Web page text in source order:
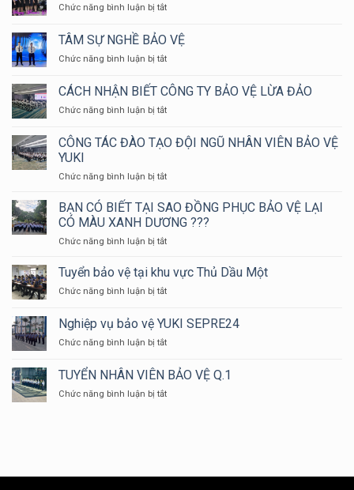
HỘI
KIỂM
CHỮA
CHÁY
NẠN
HỘ
LONG
THÀNH
NĂM
2024
HÀNG
NHỮNG
ÁN
?
Chức năng bình luận bị tắtở
HAY
KHÔNG
SỬ
BẢO
NỮ
TÂM SỰ NGHỀ BẢO VỆ
Chức năng bình luận bị tắtở
SỰ
NGHỀ
BẢO
CÁCH NHẬN BIẾT CÔNG TY BẢO VỆ LỪA ĐẢO
Chức năng bình luận bị tắtở
NHẬN
BIẾT
TY
VỆ
LỪA
ĐẢO
CÔNG TÁC ĐÀO TẠO ĐỘI NGŨ NHÂN VIÊN BẢO VỆ
YUKI
Chức năng bình luận bị tắtở
TÁC
ĐÀO
TẠO
ĐỘI
NHÂN
BẢO
YUKI
BẠN CÓ BIẾT TẠI SAO ĐỒNG PHỤC BẢO VỆ LẠI
CÓ MÀU XANH DƯƠNG ???
Chức năng bình luận bị tắtở
CÓ
BIẾT
TẠI
ĐỒNG
BẢO
LẠI
Tuyển bảo vệ tại khu vực Thủ Dầu Một
Chức năng bình luận bị tắtở
bảo
vệ
tại
vực
Dầu
Nghiệp vụ bảo vệ YUKI SEPRE24
Chức năng bình luận bị tắtở
vụ
bảo
vệ
TUYỂN NHÂN VIÊN BẢO VỆ Q.1
Chức năng bình luận bị tắtở